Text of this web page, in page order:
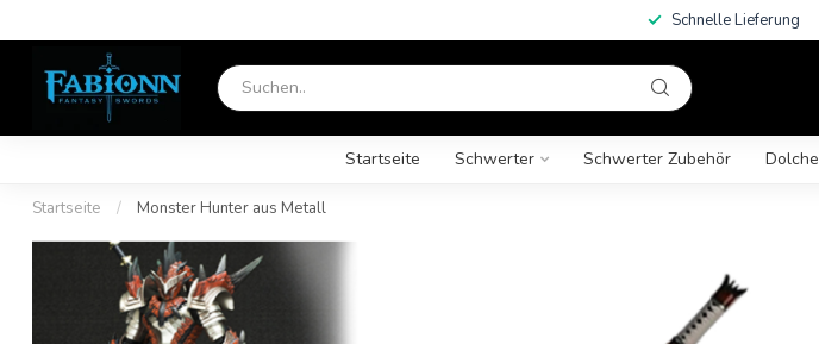
Schnelle Lieferung
Startseite Schwerter Schwerter Zubehör Dolche
Startseite / Monster Hunter aus Metall